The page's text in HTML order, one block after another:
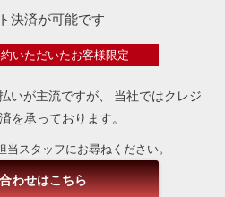
決済が可能です
いただいたお客様限定
いが主流ですが、
当社ではクレジ
を承っております。
スタッフにお尋ねください。
わせはこちら